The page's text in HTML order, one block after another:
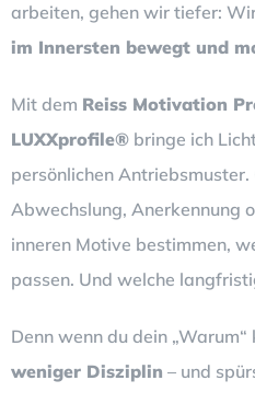
arbeiten, gehen wir tiefer:
im Innersten bewegt und
Mit dem Reiss Motivation
LUXXprofile® bringe ich
persönlichen Antriebsmuster.
Abwechslung, Anerkennung
inneren Motive bestimmen,
passen. Und welche
Denn wenn du dein
weniger Disziplin – und